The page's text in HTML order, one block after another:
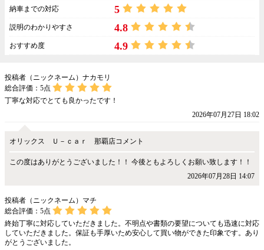
納車までの対応 5
説明のわかりやすさ 4.8
おすすめ度 4.9
投稿者（ニックネーム）ナカモリ
総合評価： 5点
丁寧な対応でとても良かったです！
2026年07月27日 18:02
オリックス Ｕ－ｃａｒ 那覇店コメント
この度はありがとうございました！！ 今後ともよろしくお願い致します！！
2026年07月28日 14:07
投稿者（ニックネーム）マチ
総合評価： 5点
終始丁寧に対応していただきました。不明点や書類の要望についても迅速に対応
していただきました。保証も手厚いため安心して買い物ができた印象です。あり
がとうございました。